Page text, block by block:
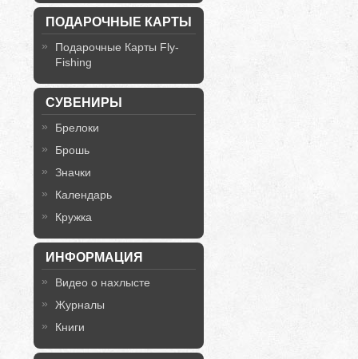
ПОДАРОЧНЫЕ КАРТЫ
Подарочные Карты Fly-
Fishing
СУВЕНИРЫ
Брелоки
Брошь
Значки
Календарь
Кружка
ИНФОРМАЦИЯ
Видео о нахлысте
Журналы
Книги